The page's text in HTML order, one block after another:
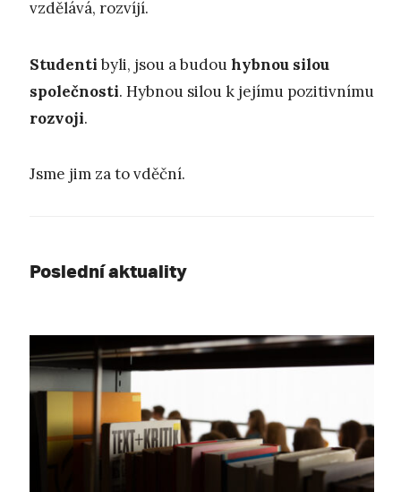
vzdělává, rozvíjí.
Studentibyli, jsou a budouhybnou silou
společnosti. Hybnou silou k jejímu pozitivnímu
rozvoji.
Jsme jim za to vděční.
Poslední aktuality